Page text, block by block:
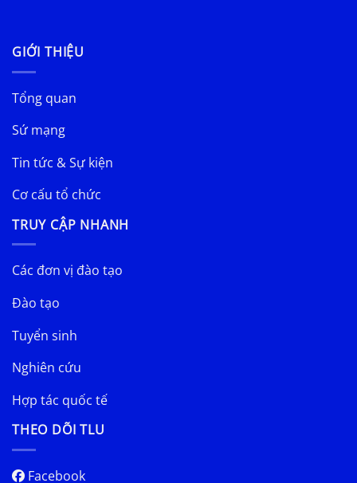
GIỚI THIỆU
Tổng quan
Sứ mạng
Tin tức & Sự kiện
Cơ cấu tổ chức
TRUY CẬP NHANH
Các đơn vị đào tạo
Đào tạo
Tuyển sinh
Nghiên cứu
Hợp tác quốc tế
THEO DÕI TLU
Facebook